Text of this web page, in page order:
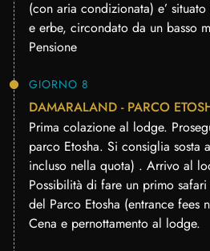
(con aria condizionata) e’
e erbe, circondato da un basso
Pensione
GIORNO 8
DAMARALAND - PARCO
Prima colazione al lodge.
parco Etosha. Si consiglia
incluso nella quota) . Arrivo al
Possibilità di fare un primo
del Parco Etosha (entrance fees
Cena e pernottamento al lodge.